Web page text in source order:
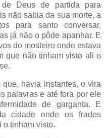
Deus de partida para
não sabia da sua morte, a
para santo conversar,
já não o pôde apanhar. E
do mosteiro onde estava
que não tinham visto ali o
havia instantes, o vira
palavras e até fora por ele
de garganta. E
cidade onde os frades
o tinham visto.